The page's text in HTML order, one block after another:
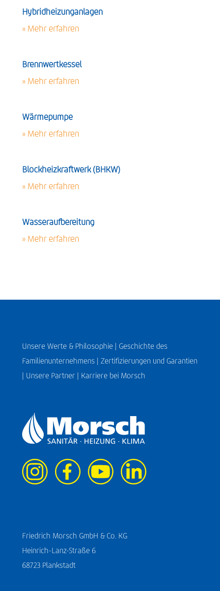
Hybridheizunganlagen
» Mehr erfahren
Brennwertkessel
» Mehr erfahren
Wärmepumpe
» Mehr erfahren
Blockheizkraftwerk (BHKW)
» Mehr erfahren
Wasseraufbereitung
» Mehr erfahren
Unsere Werte & Philosophie | Geschichte des
Familienunternehmens | Zertifizierungen und Garantien
Unsere Partner | Karriere bei Morsch
Friedrich Morsch GmbH & Co. KG
Heinrich-Lanz-Straße 6
68723 Plankstadt